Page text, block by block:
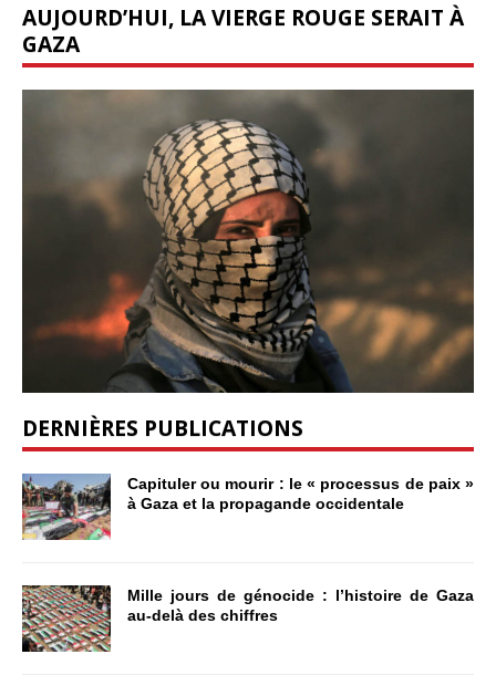
AUJOURD’HUI, LA VIERGE ROUGE SERAIT À
GAZA
DERNIÈRES PUBLICATIONS
Capituler ou mourir : le « processus de paix »
à Gaza et la propagande occidentale
Mille jours de génocide : l’histoire de Gaza
au-delà des chiffres